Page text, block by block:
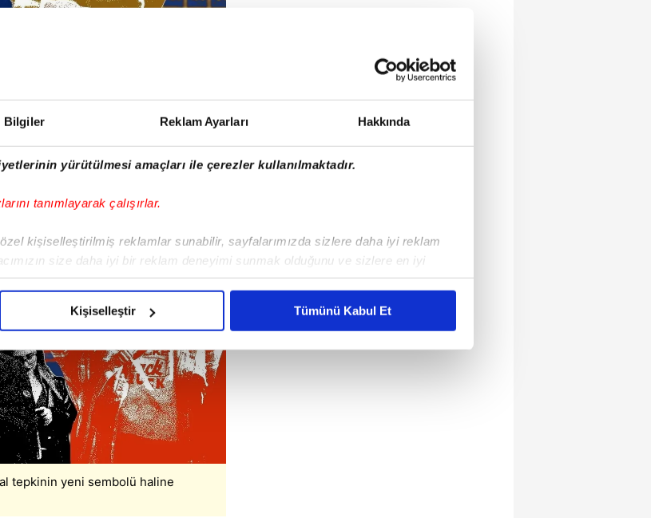
Bilgiler Reklam Ayarları Hakkında
yürütülmesi amaçları ile çerezler kullanılmaktadır.
tanımlayarak çalışırlar.
kişiselleştirilmiş reklamlar sunabilir, sayfalarımızda sizlere daha iyi reklam
size daha iyi bir reklam deneyimi sunmak olduğunu ve sizlere en iyi
gösterdiğimizi ve bu noktada, reklamların maliyetlerimizi karşılamak
Sitemizde kendimize ve üçüncü kişilere ait çerezler kullanılmaktadır. Bu
olup gerekli olan çerezler bilgi toplumu hizmetlerinin sunulması
daha işlevsel kılınması ve kişiselleştirilmesi ve sizlere yönelik
sınırlı olarak açık rızanız dahilinde kullanılacaktır.
ziyaret edebilirsiniz.
Kişiselleştir Tümünü Kabul Et
tepkinin yeni sembolü haline